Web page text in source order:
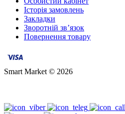
Історія замовлень
Закладки
Зворотній зв’язок
Повернення товару
Smart Market © 2026